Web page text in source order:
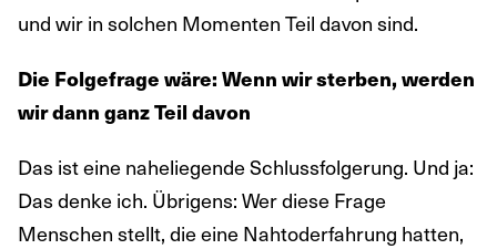
und wir in solchen Momenten Teil davon sind.
Die Folgefrage wäre: Wenn wir sterben, werden
wir dann ganz Teil davon
Das ist eine naheliegende Schlussfolgerung. Und ja:
Das denke ich. Übrigens: Wer diese Frage
Menschen stellt, die eine Nahtoderfahrung hatten,